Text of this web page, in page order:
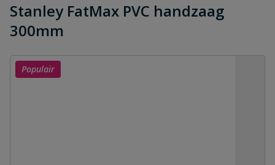
Stanley FatMax PVC handzaag
300mm
Populair